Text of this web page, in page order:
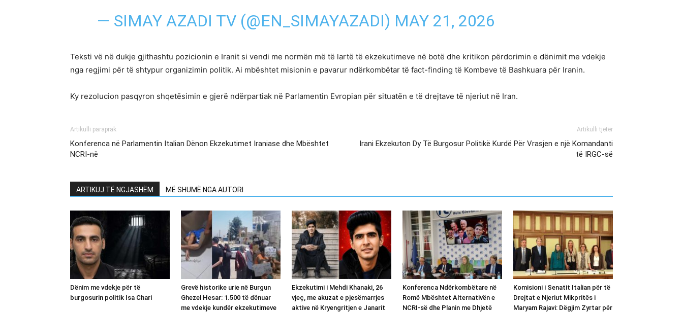
— SIMAY AZADI TV (@EN_SIMAYAZADI) MAY 21, 2026
Teksti vë në dukje gjithashtu pozicionin e Iranit si vendi me normën më të lartë të ekzekutimeve në botë dhe kritikon përdorimin e dënimit me vdekje
nga regjimi për të shtypur organizimin politik. Ai mbështet misionin e pavarur ndërkombëtar të fact-finding të Kombeve të Bashkuara për Iranin.
Ky rezolucion pasqyron shqetësimin e gjerë ndërpartiak në Parlamentin Evropian për situatën e të drejtave të njeriut në Iran.
Artikulli paraprak
Konferenca në Parlamentin Italian Dënon Ekzekutimet Iraniase dhe Mbështet
NCRI-në
Artikulli tjetër
Irani Ekzekuton Dy Të Burgosur Politikë Kurdë Për Vrasjen e një Komandanti
të IRGC-së
ARTIKUJ TË NGJASHËM MË SHUMË NGA AUTORI
Dënim me vdekje për të
burgosurin politik Isa Chari
Grevë historike urie në Burgun
Ghezel Hesar: 1.500 të dënuar
me vdekje kundër ekzekutimeve
Ekzekutimi i Mehdi Khanaki, 26
vjeç, me akuzat e pjesëmarrjes
aktive në Kryengritjen e Janarit
Konferenca Ndërkombëtare në
Romë Mbështet Alternativën e
NCRI-së dhe Planin me Dhjetë
Komisioni i Senatit Italian për të
Drejtat e Njeriut Mikpritës i
Maryam Rajavi: Dëgjim Zyrtar për